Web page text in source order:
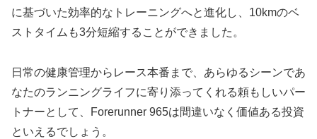
に基づいた効率的なトレーニングへと進化し、10kmのベ
ストタイムも3分短縮することができました。
日常の健康管理からレース本番まで、あらゆるシーンであ
なたのランニングライフに寄り添ってくれる頼もしいパー
トナーとして、Forerunner 965は間違いなく価値ある投資
といえるでしょう。